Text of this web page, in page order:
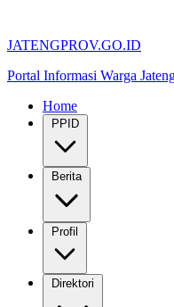
JATENGPROV.GO.ID
Portal Informasi Warga
Home
PPID
Berita
Profil
Direktori